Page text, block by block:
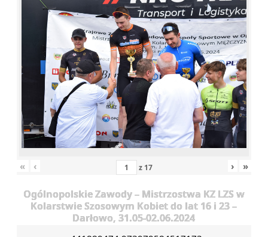
« ‹ z 17 › »
Ogólnopolskie Zawody – Mistrzostwa KZ LZS w
Kolarstwie Szosowym Kobiet do lat 16 i 23 –
Darłowo, 31.05-02.06.2024